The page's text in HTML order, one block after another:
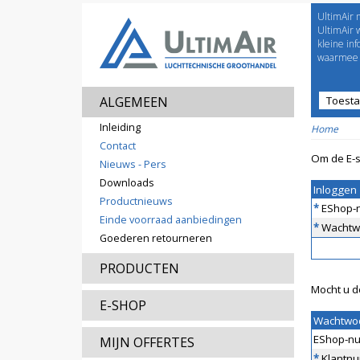
ALGEMEEN
Inleiding
Contact
Nieuws - Pers
Downloads
Productnieuws
Einde voorraad aanbiedingen
Goederen retourneren
PRODUCTEN
E-SHOP
MIJN OFFERTES
UltimAir
UltimAir
kleine
Home
Om de
Inloggen
*
*
Mocht u
EShop-